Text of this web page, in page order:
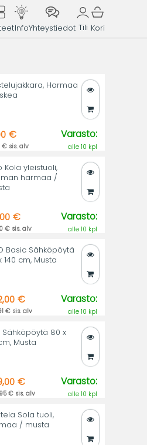
InfoYhteystiedot Tili Kori
Harmaa
€
€ sis. alv
Varasto:
alle 10 kpl
Kola yleistuoli,
harmaa /
€
€ sis. alv
Varasto:
alle 10 kpl
Basic Sähköpöytä
140 cm, Musta
€
€ sis. alv
Varasto:
alle 10 kpl
Sähköpöytä 80 x
Musta
€
€ sis. alv
Varasto:
alle 10 kpl
Sola tuoli,
/ musta